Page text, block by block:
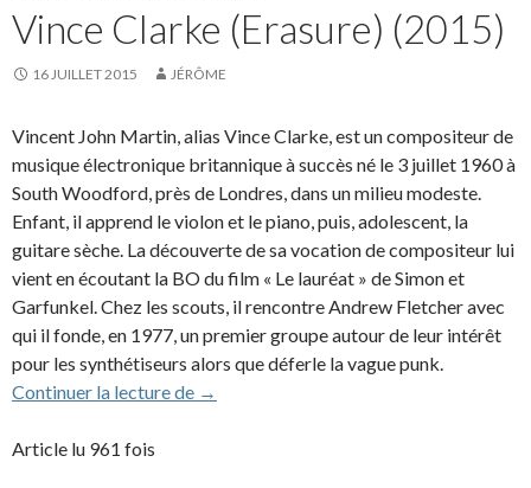
Vince Clarke (Erasure) (2015)
16 JUILLET 2015 JÉRÔME
Vincent John Martin, alias Vince Clarke, est un compositeur de
musique électronique britannique à succès né le 3 juillet 1960 à
South Woodford, près de Londres, dans un milieu modeste.
Enfant, il apprend le violon et le piano, puis, adolescent, la
guitare sèche. La découverte de sa vocation de compositeur lui
vient en écoutant la BO du film « Le lauréat » de Simon et
Garfunkel. Chez les scouts, il rencontre Andrew Fletcher avec
qui il fonde, en 1977, un premier groupe autour de leur intérêt
pour les synthétiseurs alors que déferle la vague punk.
Continuer la lecture de Vince Clarke (Erasure) (2015)
→
Article lu 961 fois